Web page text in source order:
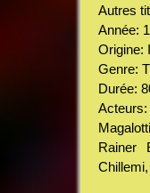
Autres
Année:
Origine:
Genre:
Durée:
Rainer